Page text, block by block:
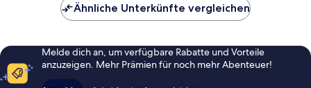
Ähnliche Unterkünfte vergleichen
Melde dich an, um verfügbare Rabatte und Vorteile
anzuzeigen. Mehr Prämien für noch mehr Abenteuer!